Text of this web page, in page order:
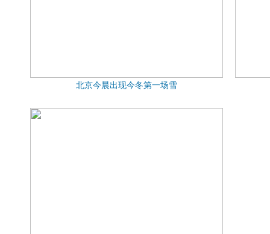
北京今晨出现今冬第一场雪